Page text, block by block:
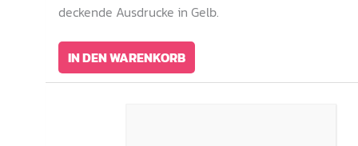
deckende Ausdrucke in Gelb.
IN DEN WARENKORB